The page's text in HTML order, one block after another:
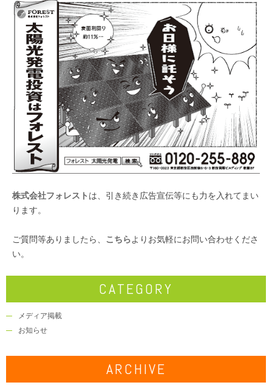
株式会社フォレスト は、引き続き広告宣伝等にも力を入れてまい
ります。
ご質問等ありましたら、 こちらよりお気軽にお問い合わせくださ
い。
CATEGORY
メディア掲載
お知らせ
ARCHIVE